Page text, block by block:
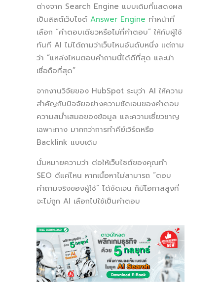
ต่างจาก Search Engine แบบเดิมที่แสดงผล
เป็นลิสต์เว็บไซต์ Answer Engine ทำหน้าที่
เลือก “คำตอบเดียวหรือไม่กี่คำตอบ” ให้กับผู้ใช้
ทันที AI ไม่ได้ถามว่าเว็บไหนอันดับหนึ่ง แต่ถาม
ว่า “แหล่งไหนตอบคำถามนี้ได้ดีที่สุด และน่า
เชื่อถือที่สุด”
จากงานวิจัยของ HubSpot ระบุว่า AI ให้ความ
สำคัญกับปัจจัยอย่างความชัดเจนของคำตอบ
ความสม่ำเสมอของข้อมูล และความเชี่ยวชาญ
เฉพาะทาง มากกว่าการทำคีย์เวิร์ดหรือ
Backlink แบบเดิม
นั่นหมายความว่า ต่อให้เว็บไซต์ของคุณทำ
SEO ดีแค่ไหน หากเนื้อหาไม่สามารถ “ตอบ
คำถามจริงของผู้ใช้” ได้ชัดเจน ก็มีโอกาสสูงที่
จะไม่ถูก AI เลือกไปใช้เป็นคำตอบ